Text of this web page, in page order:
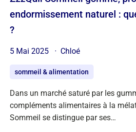
endormissement naturel :
?
5 Mai 2025 Chloé
sommeil & alimentation
Dans un marché saturé par les
compléments alimentaires à la
Sommeil se distingue par ses…